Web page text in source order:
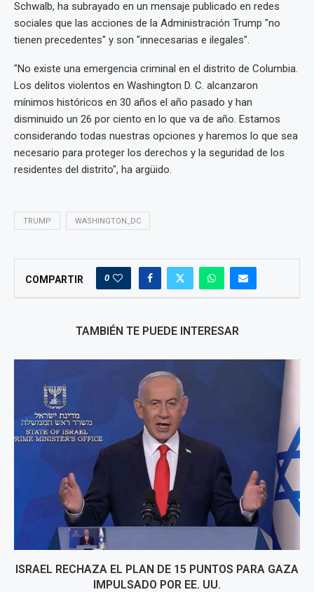
Schwalb, ha subrayado en un mensaje publicado en redes
sociales que las acciones de la Administración Trump "no
tienen precedentes" y son "innecesarias e ilegales".
"No existe una emergencia criminal en el distrito de Columbia.
Los delitos violentos en Washington D. C. alcanzaron
mínimos históricos en 30 años el año pasado y han
disminuido un 26 por ciento en lo que va de año. Estamos
considerando todas nuestras opciones y haremos lo que sea
necesario para proteger los derechos y la seguridad de los
residentes del distrito", ha argüido.
TRUMP WASHINGTON_DC
COMPARTIR 0
TAMBIÉN TE PUEDE INTERESAR
ISRAEL RECHAZA EL PLAN DE 15 PUNTOS PARA GAZA
IMPULSADO POR EE. UU.